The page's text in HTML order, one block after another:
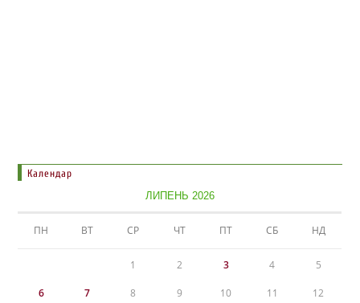
Календар
ЛИПЕНЬ 2026
ПН ВТ СР ЧТ ПТ СБ НД
1 2 3 4 5
6 7 8 9 10 11 12